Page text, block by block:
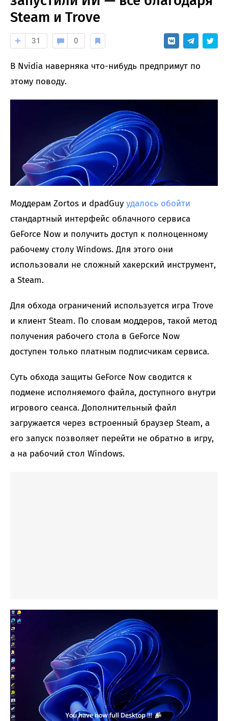
Steam и Trove
31 0
В Nvidia наверняка что-нибудь предпримут по
этому поводу.
Моддерам Zortos и dpadGuy удалось обойти
стандартный интерфейс облачного сервиса
GeForce Now и получить доступ к полноценному
рабочему столу Windows. Для этого они
использовали не сложный хакерский инструмент,
а Steam.
Для обхода ограничений используется игра Trove
и клиент Steam. По словам моддеров, такой метод
получения рабочего стола в GeForce Now
доступен только платным подписчикам сервиса.
Суть обхода защиты GeForce Now сводится к
подмене исполняемого файла, доступного внутри
игрового сеанса. Дополнительный файл
загружается через встроенный браузер Steam, а
его запуск позволяет перейти не обратно в игру,
а на рабочий стол Windows.